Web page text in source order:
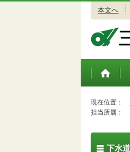
本文へ
トップペ
現在位置：
担当所属：
下水道